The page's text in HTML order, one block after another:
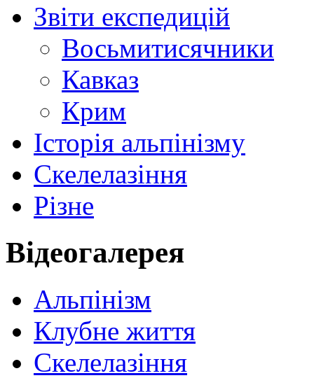
Звіти експедицій
Восьмитисячники
Кавказ
Крим
Історія альпінізму
Скелелазіння
Різне
Відеогалерея
Альпінізм
Клубне життя
Скелелазіння